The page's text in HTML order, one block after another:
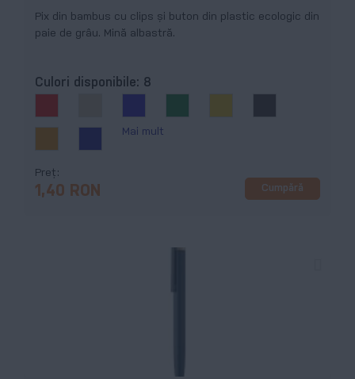
Pix din bambus cu clips și buton din plastic ecologic din
paie de grâu. Mină albastră.
Culori disponibile: 8
Mai mult
Preț
1,40 RON Cumpără